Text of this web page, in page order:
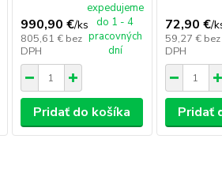
990,90 €/ks
805,61 € bez
DPH
expedujeme
do 1 - 4
pracovných
dní
Pridať do košíka
72,90 €/
59,27 € bez
DPH
Pridať